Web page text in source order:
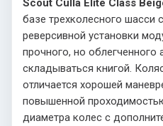
Scout Culla Elite Class
базе трехколесного шасси
реверсивной установки
прочного, но
складываться книгой.
отличается хорошей
повышенной
диаметра колес с